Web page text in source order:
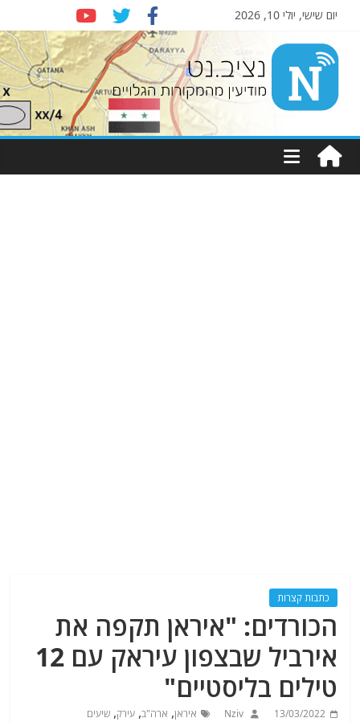
יום שישי, יולי 10, 2026
Nziv.net
מודיעין
מהמקורות
כתבות קצרות
הכורדים: "איראן תקפה את
אירביל שבצפון עיראק עם 12
טילים בליסטיים"
13/03/2022
Nziv איראן, ארה"ב,עירק,שיעים